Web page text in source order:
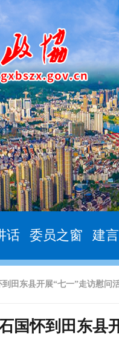
话 委员之窗 建
到田东县开展“七一”走访慰问
国怀到田东县